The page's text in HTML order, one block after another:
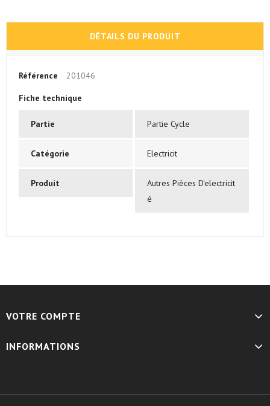
DÉTAILS DU PRODUIT
Référence 201046
Fiche technique
Partie Partie Cycle
Catégorie Electricit
Produit
Autres Pièces D'electricit
é
VOTRE COMPTE
INFORMATIONS